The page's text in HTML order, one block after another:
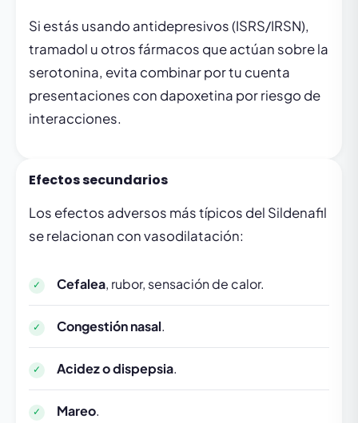
Si estás usando antidepresivos (ISRS/IRSN),
tramadol u otros fármacos que actúan sobre la
serotonina, evita combinar por tu cuenta
presentaciones con dapoxetina por riesgo de
interacciones.
Efectos secundarios
Los efectos adversos más típicos del Sildenafil
se relacionan con vasodilatación:
Cefalea, rubor, sensación de calor.
Congestión nasal.
Acidez o dispepsia.
Mareo.